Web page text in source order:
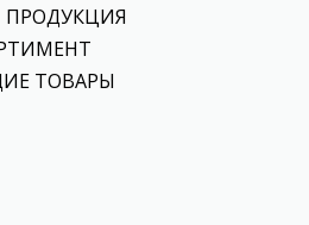
ПРОДУКЦИЯ
ТОВАРЫ